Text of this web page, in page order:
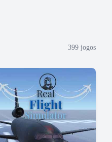
399 jogos